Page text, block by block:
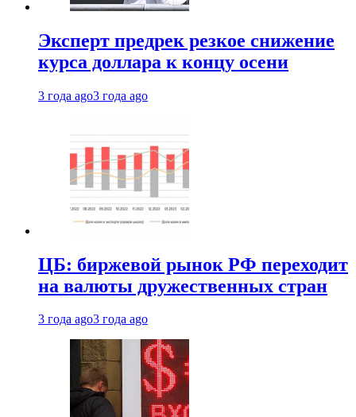
Эксперт предрек резкое снижение
курса доллара к концу осени
3 года ago3 года ago
ЦБ: биржевой рынок РФ переходит
на валюты дружественных стран
3 года ago3 года ago